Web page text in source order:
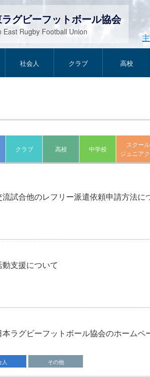
グビーフットボール協会
East Rugby Football Union
社会人 クラブ 高校
クラブ 高校 中学校
スクール
ジュニア
試合他のレフリー派遣依頼申請方法に
支援について
本ラグビーフットボール協会のホーム
人 その他